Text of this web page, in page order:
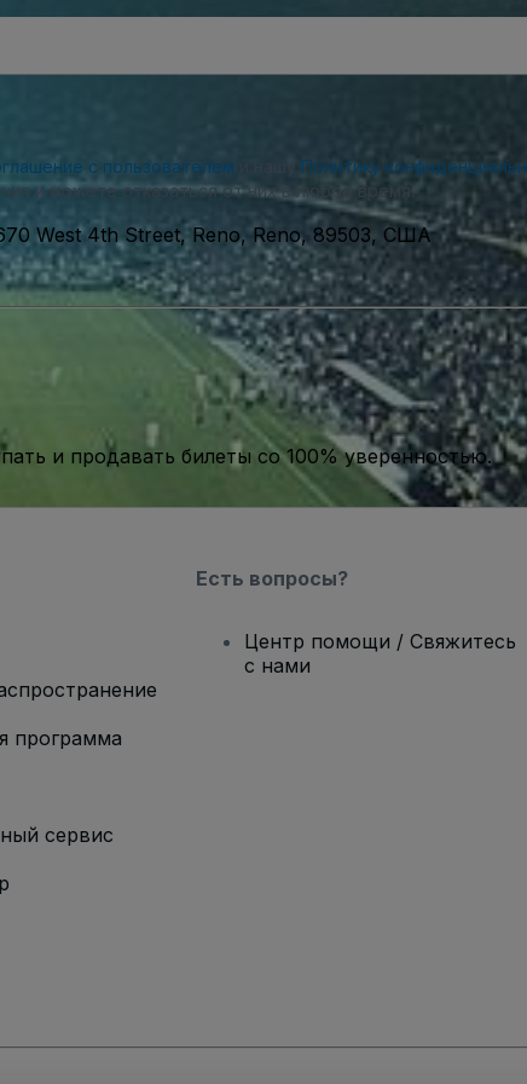
с пользователем Политику
и можете отказаться от них в любое время.
West 4th Street, Reno, Reno, 89503, США
и продавать билеты со 100% уверенностью.
программа
сервис
Есть вопросы?
Центр помощи / Свяжитесь
с нами